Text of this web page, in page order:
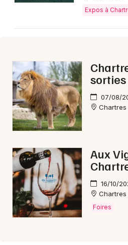
Aujourd'hui dans le Centre-
Newsletter des sorties
Artistes en tournée
Actus à Chartres
Expos à
07/08/
Chartres
Aux
16/10/
Chartres
Foires